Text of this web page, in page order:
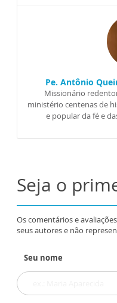
Pe. Antônio
Missionário
ministério centenas de
e popular da fé e
Seja o
Os comentários e
seus autores e não
Seu nome